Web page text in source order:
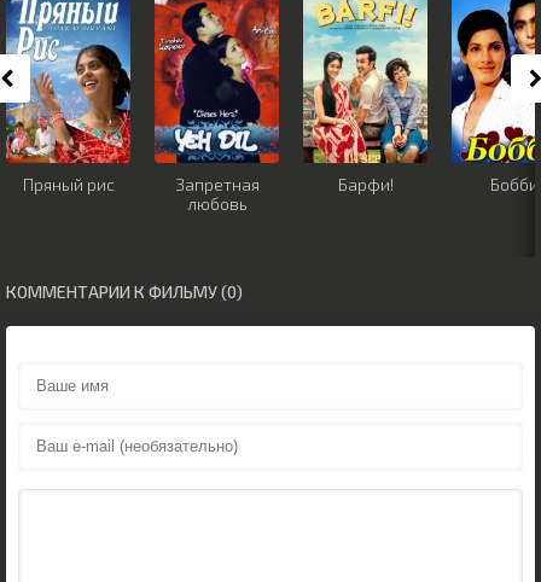
Пряный рис
Запретная
любовь
Барфи! Бобби
КОММЕНТАРИИ К ФИЛЬМУ (0)